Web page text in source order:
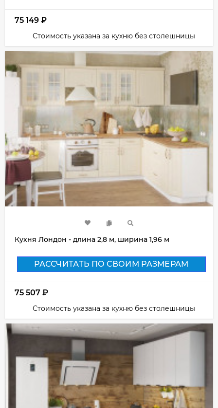
75 149 ₽
Стоимость указана за кухню без столешницы
Кухня Лондон - длина 2,8 м, ширина 1,96 м
РАССЧИТАТЬ ПО СВОИМ РАЗМЕРАМ
75 507 ₽
Стоимость указана за кухню без столешницы